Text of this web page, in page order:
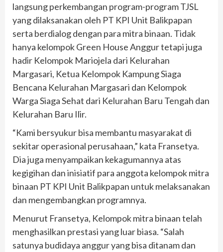
langsung perkembangan program-program TJSL
yang dilaksanakan oleh PT KPI Unit Balikpapan
serta berdialog dengan para mitra binaan. Tidak
hanya kelompok Green House Anggur tetapi juga
hadir Kelompok Mariojela dari Kelurahan
Margasari, Ketua Kelompok Kampung Siaga
Bencana Kelurahan Margasari dan Kelompok
Warga Siaga Sehat dari Kelurahan Baru Tengah dan
Kelurahan Baru Ilir.
“Kami bersyukur bisa membantu masyarakat di
sekitar operasional perusahaan,” kata Fransetya.
Dia juga menyampaikan kekagumannya atas
kegigihan dan inisiatif para anggota kelompok mitra
binaan PT KPI Unit Balikpapan untuk melaksanakan
dan mengembangkan programnya.
Menurut Fransetya, Kelompok mitra binaan telah
menghasilkan prestasi yang luar biasa. “Salah
satunya budidaya anggur yang bisa ditanam dan